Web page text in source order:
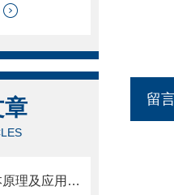
水冷螺杆式冷水机的基本原理及应用领域概述
留